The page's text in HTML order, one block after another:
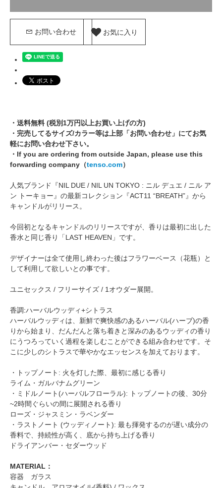
お問い合わせ お気に入り
・送料無料 (税別1万円以上お買い上げの方)
・完売してるサイズ/カラー等は上部「お問い合わせ」にてお気
軽にお問い合わせ下さい。
・If you are ordering from outside Japan, please use this
forwarding company（tenso.com）
人気ブランド『NIL DUE / NIL UN TOKYO : ニル デュエ / ニル ア
ン トーキョー』の最新コレクション『ACT11 “BREATH”』から
キャンドルがリリース。
今回初となるキャンドルのリリースですが、香りは最初に出した
香水と同じ香り「LAST HEAVEN」です。
デザイナーは全て使用し終わった後はフラワーベース（花瓶）と
して利用して欲しいとの事です。
ユニセックス / フリーサイズ / 1オウダー展開。
香調:ハーバルウッディ+シトラス
ハーバルウッディは、新鮮で爽快感のあるハーバル(ハーブ)の香
りから始まり、だんだんと落ち着きと深みのあるウッディの香り
にうつろっていく過程を楽しむことができる組み合わせです。そ
こに少しのシトラスで華やかなエッセンスを加えております。
・トップノート: 火を灯した際、最初に感じる香り
ライム・ガルバナムグリーン
・ミドルノート(ハーバルフローラル): トップノートの後、30分
~2時間ぐらいの間に展開される香り
ローズ・ジャスミン・ラベンダー
・ラストノート (ウッディノート): 最も揮発するのが遅い成分の
香料で、持続性が高く、底から持ち上げる香り
ドライアンバー・セダーウッド
MATERIAL：
容器 ガラス